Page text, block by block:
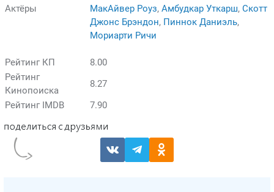
Актёры
МакАйвер Роуз, Амбудкар Уткарш, Скотт
Джонс Брэндон, Пиннок Даниэль,
Мориарти Ричи
Рейтинг КП
8.00
Рейтинг
Кинопоиска
8.27
Рейтинг IMDB
7.90